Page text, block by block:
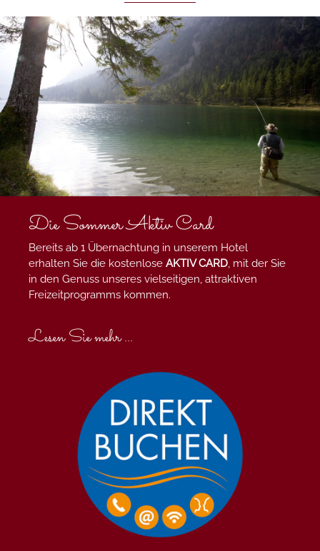
Die Sommer Aktiv Card
Bereits ab 1 Übernachtung in unserem Hotel
erhalten Sie die kostenlose AKTIV CARD, mit der Sie
in den Genuss unseres vielseitigen, attraktiven
Freizeitprogramms kommen.
Lesen Sie mehr ...